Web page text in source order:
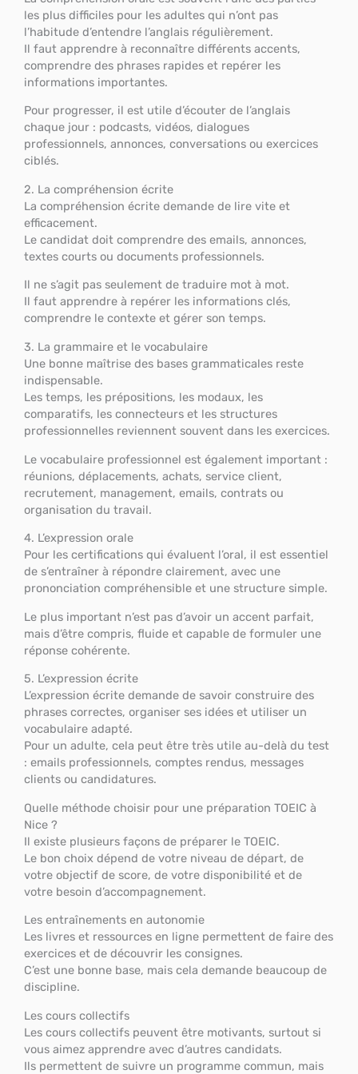
les plus difficiles pour les adultes qui n’ont pas
l’habitude d’entendre l’anglais régulièrement.
Il faut apprendre à reconnaître différents accents,
comprendre des phrases rapides et repérer les
informations importantes.
Pour progresser, il est utile d’écouter de l’anglais
chaque jour : podcasts, vidéos, dialogues
professionnels, annonces, conversations ou exercices
ciblés.
2. La compréhension écrite
La compréhension écrite demande de lire vite et
efficacement.
Le candidat doit comprendre des emails, annonces,
textes courts ou documents professionnels.
Il ne s’agit pas seulement de traduire mot à mot.
Il faut apprendre à repérer les informations clés,
comprendre le contexte et gérer son temps.
3. La grammaire et le vocabulaire
Une bonne maîtrise des bases grammaticales reste
indispensable.
Les temps, les prépositions, les modaux, les
comparatifs, les connecteurs et les structures
professionnelles reviennent souvent dans les exercices.
Le vocabulaire professionnel est également important :
réunions, déplacements, achats, service client,
recrutement, management, emails, contrats ou
organisation du travail.
4. L’expression orale
Pour les certifications qui évaluent l’oral, il est essentiel
de s’entraîner à répondre clairement, avec une
prononciation compréhensible et une structure simple.
Le plus important n’est pas d’avoir un accent parfait,
mais d’être compris, fluide et capable de formuler une
réponse cohérente.
5. L’expression écrite
L’expression écrite demande de savoir construire des
phrases correctes, organiser ses idées et utiliser un
vocabulaire adapté.
Pour un adulte, cela peut être très utile au-delà du test
: emails professionnels, comptes rendus, messages
clients ou candidatures.
Quelle méthode choisir pour une préparation TOEIC à
Nice ?
Il existe plusieurs façons de préparer le TOEIC.
Le bon choix dépend de votre niveau de départ, de
votre objectif de score, de votre disponibilité et de
votre besoin d’accompagnement.
Les entraînements en autonomie
Les livres et ressources en ligne permettent de faire des
exercices et de découvrir les consignes.
C’est une bonne base, mais cela demande beaucoup de
discipline.
Les cours collectifs
Les cours collectifs peuvent être motivants, surtout si
vous aimez apprendre avec d’autres candidats.
Ils permettent de suivre un programme commun, mais